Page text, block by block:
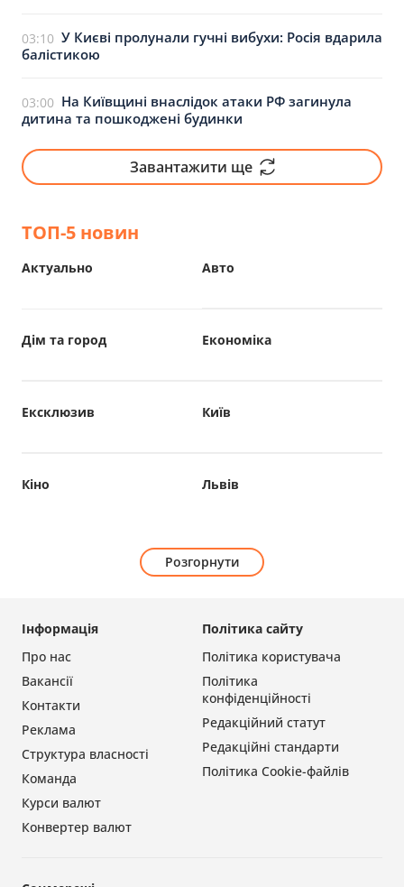
03:10 У Києві пролунали гучні вибухи: Росія вдарила
балістикою
03:00 На Київщині внаслідок атаки РФ загинула
дитина та пошкоджені будинки
Завантажити ще
ТОП-5 новин
Авто
Актуально
Дім та город Економіка
Ексклюзив Київ
Кіно Львів
Розгорнути
Політика сайту
Політика користувача
Політика
конфіденційності
Редакційний статут
Редакційні стандарти
Політика Cookie-файлів
Інформація
Про нас
Вакансії
Контакти
Реклама
Структура власності
Команда
Курси валют
Конвертер валют